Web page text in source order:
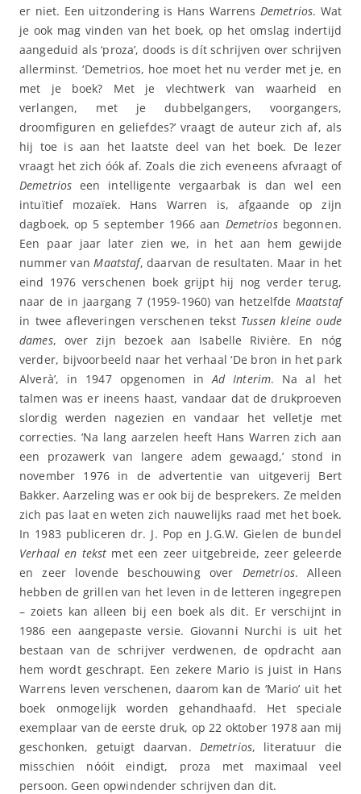
er niet. Een uitzondering is Hans Warrens Demetrios. Wat
je ook mag vinden van het boek, op het omslag indertijd
aangeduid als ‘proza’, doods is dít schrijven over schrijven
allerminst. ‘Demetrios, hoe moet het nu verder met je, en
met je boek? Met je vlechtwerk van waarheid en
verlangen, met je dubbelgangers, voorgangers,
droomfiguren en geliefdes?’ vraagt de auteur zich af, als
hij toe is aan het laatste deel van het boek. De lezer
vraagt het zich óók af. Zoals die zich eveneens afvraagt of
Demetrios een intelligente vergaarbak is dan wel een
intuïtief mozaïek. Hans Warren is, afgaande op zijn
dagboek, op 5 september 1966 aan Demetriosbegonnen.
Een paar jaar later zien we, in het aan hem gewijde
nummer van Maatstaf, daarvan de resultaten. Maar in het
eind 1976 verschenen boek grijpt hij nog verder terug,
naar de in jaargang 7 (1959-1960) van hetzelfde Maatstaf
in twee afleveringen verschenen tekst Tussen kleine oude
dames, over zijn bezoek aan Isabelle Rivière. En nóg
verder, bijvoorbeeld naar het verhaal ‘De bron in het park
Alverà’, in 1947 opgenomen inAd Interim. Na al het
talmen was er ineens haast, vandaar dat de drukproeven
slordig werden nagezien en vandaar het velletje met
correcties. ‘Na lang aarzelen heeft Hans Warren zich aan
een prozawerk van langere adem gewaagd,’ stond in
november 1976 in de advertentie van uitgeverij Bert
Bakker. Aarzeling was er ook bij de besprekers. Ze melden
zich pas laat en weten zich nauwelijks raad met het boek.
In 1983 publiceren dr. J. Pop en J.G.W. Gielen de bundel
Verhaal en tekst met een zeer uitgebreide, zeer geleerde
en zeer lovende beschouwing over Demetrios. Alleen
hebben de grillen van het leven in de letteren ingegrepen
– zoiets kan alleen bij een boek als dit. Er verschijnt in
1986 een aangepaste versie. Giovanni Nurchi is uit het
bestaan van de schrijver verdwenen, de opdracht aan
hem wordt geschrapt. Een zekere Mario is juist in Hans
Warrens leven verschenen, daarom kan de ‘Mario’ uit het
boek onmogelijk worden gehandhaafd. Het speciale
exemplaar van de eerste druk, op 22 oktober 1978 aan mij
geschonken, getuigt daarvan. Demetrios, literatuur die
misschien nóóit eindigt, proza met maximaal veel
persoon. Geen opwindender schrijven dan dit.